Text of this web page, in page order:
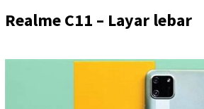
Realme C11 – Layar lebar